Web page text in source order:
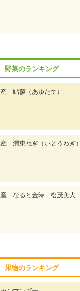
野菜のランキング
鮎蓼（あゆたで）
渭東ねぎ（いとうねぎ）
産 なると金時 松茂美人
果物のランキング